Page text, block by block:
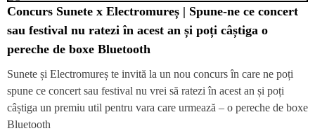
Concurs Sunete x Electromureș | Spune-ne ce concert
sau festival nu ratezi în acest an și poți câștiga o
pereche de boxe Bluetooth
Sunete și Electromureș te invită la un nou concurs în care ne poți
spune ce concert sau festival nu vrei să ratezi în acest an și poți
câștiga un premiu util pentru vara care urmează – o pereche de boxe
Bluetooth